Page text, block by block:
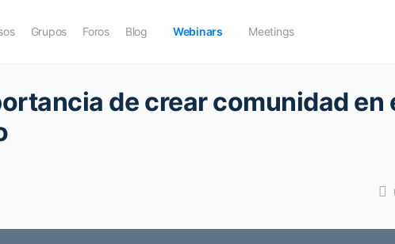
Grupos Foros Blog Webinars Meetings
de crear comunidad en